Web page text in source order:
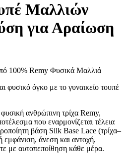
Μαλλιών
για Αραίωση
100% Remy Φυσικά Μαλλιά
όγκο με το γυναικείο τουπέ
ανθρώπινη τρίχα Remy,
που εναρμονίζεται τέλεια
βάση Silk Base Lace (τρίχα–
εμφάνιση, άνεση και αντοχή,
με αυτοπεποίθηση κάθε μέρα.